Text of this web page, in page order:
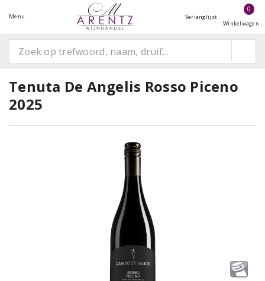
Menu Verlanglijst
0
Winkelwagen
Tenuta De Angelis Rosso Piceno
2025